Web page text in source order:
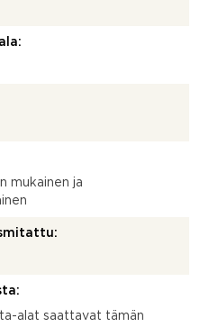
mukainen ja
alat saattavat tämän